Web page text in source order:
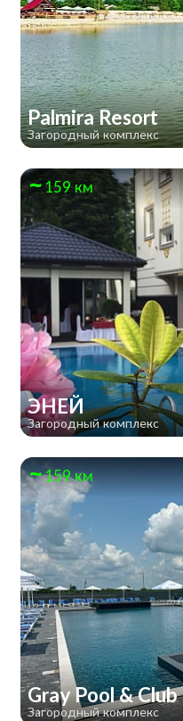
Palmira Resort
Загородный комплекс
159 км
ЭНЕЙ
Загородный комплекс
159 км
Gray Pool & Club
Загородный комплекс